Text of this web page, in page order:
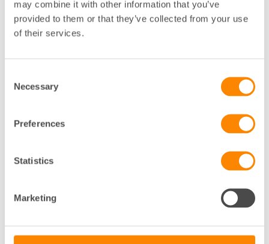
may combine it with other information that you’ve
provided to them or that they’ve collected from your use
of their services.
Selection
Necessary
Preferences
Statistics
Marketing
Hyresförhandling
hyresförhandlingarna
Fastighetsägarna kritiserar Vänsterpartiets krav på frysta